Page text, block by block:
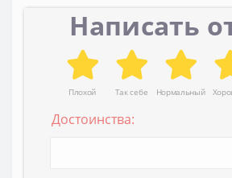
Написать
Плохой Так себе Нормальный
Достоинства: